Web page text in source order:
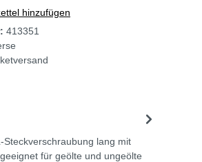
hinzufügen
413351
Steckverschraubung lang mit
für geölte und ungeölte